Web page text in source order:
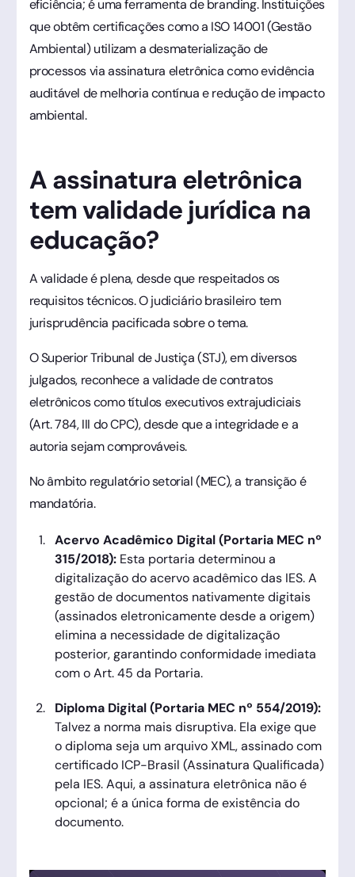
eficiência; é uma ferramenta de branding. Instituições
que obtêm certificações como a ISO 14001 (Gestão
Ambiental) utilizam a desmaterialização de
processos via assinatura eletrônica como evidência
auditável de melhoria contínua e redução de impacto
ambiental.
A assinatura eletrônica
tem validade jurídica na
educação?
A validade é plena, desde que respeitados os
requisitos técnicos. O judiciário brasileiro tem
jurisprudência pacificada sobre o tema.
O Superior Tribunal de Justiça (STJ), em diversos
julgados, reconhece a validade de contratos
eletrônicos como títulos executivos extrajudiciais
(Art. 784, III do CPC), desde que a integridade e a
autoria sejam comprováveis.
No âmbito regulatório setorial (MEC), a transição é
mandatória.
Acervo Acadêmico Digital (Portaria MEC nº
315/2018): Esta portaria determinou a
digitalização do acervo acadêmico das IES. A
gestão de documentos nativamente digitais
(assinados eletronicamente desde a origem)
elimina a necessidade de digitalização
posterior, garantindo conformidade imediata
com o Art. 45 da Portaria.
Diploma Digital (Portaria MEC nº 554/2019):
Talvez a norma mais disruptiva. Ela exige que
o diploma seja um arquivo XML, assinado com
certificado ICP-Brasil (Assinatura Qualificada)
pela IES. Aqui, a assinatura eletrônica não é
opcional; é a única forma de existência do
documento.